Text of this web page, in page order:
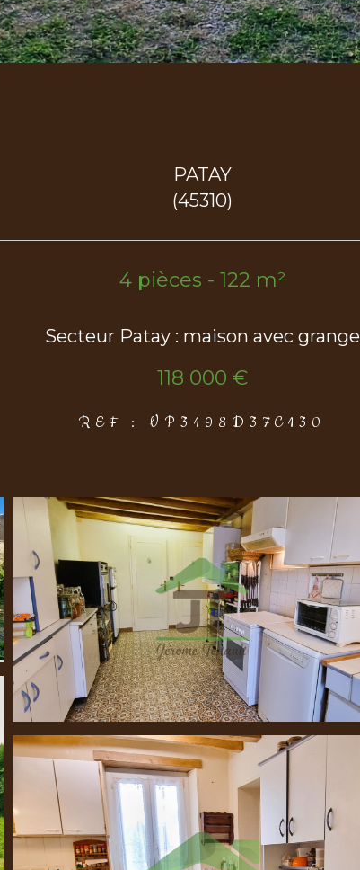
PATAY
(45310)
4 pièces - 122 m²
Secteur Patay : maison avec grange
118 000 €
REF : VP3198D37C130